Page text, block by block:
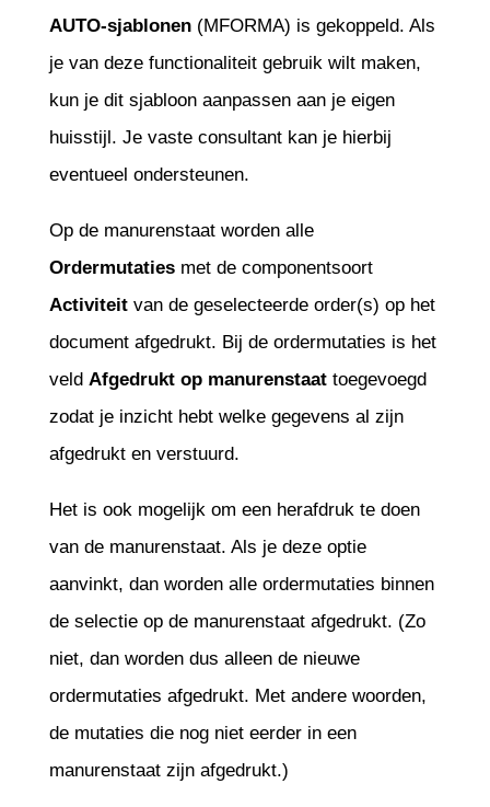
AUTO-sjablonen (MFORMA) is gekoppeld. Als
je van deze functionaliteit gebruik wilt maken,
kun je dit sjabloon aanpassen aan je eigen
huisstijl. Je vaste consultant kan je hierbij
eventueel ondersteunen.
Op de manurenstaat worden alle
Ordermutaties met de componentsoort
Activiteit van de geselecteerde order(s) op het
document afgedrukt. Bij de ordermutaties is het
veld Afgedrukt op manurenstaat toegevoegd
zodat je inzicht hebt welke gegevens al zijn
afgedrukt en verstuurd.
Het is ook mogelijk om een herafdruk te doen
van de manurenstaat. Als je deze optie
aanvinkt, dan worden alle ordermutaties binnen
de selectie op de manurenstaat afgedrukt. (Zo
niet, dan worden dus alleen de nieuwe
ordermutaties afgedrukt. Met andere woorden,
de mutaties die nog niet eerder in een
manurenstaat zijn afgedrukt.)